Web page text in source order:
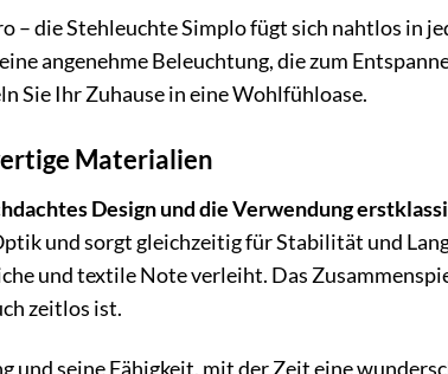
– die Stehleuchte Simplo fügt sich nahtlos in
angenehme Beleuchtung, die zum
Sie Ihr Zuhause in eine Wohlfühloase.
Materialien
Design und die Verwendung
und sorgt gleichzeitig für Stabilität und
und textile Note verleiht. Das
zeitlos ist.
und seine Fähigkeit, mit der Zeit eine